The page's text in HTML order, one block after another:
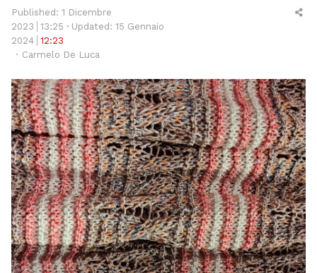
Published: 1 Dicembre
2023
13:25
Updated: 15 Gennaio
2024
12:23
Author
Carmelo De Luca